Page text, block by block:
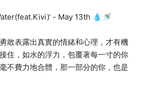
- May 13th 💧🚿
敢表露出真實的情緒和心理，才有機
住，如水的浮力，包覆著每一寸的你
毫不費力地合體，那一部分的你，也是